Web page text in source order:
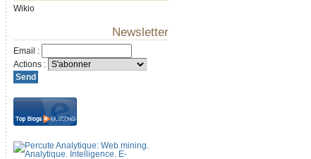
Wikio
Newsletter
Email :
Actions :